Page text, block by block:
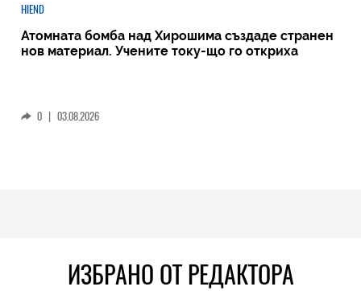
HIEND
Атомната бомба над Хирошима създаде странен
нов материал. Учените току-що го откриха
0 | 03.08.2026
ИЗБРАНО ОТ РЕДАКТОРА